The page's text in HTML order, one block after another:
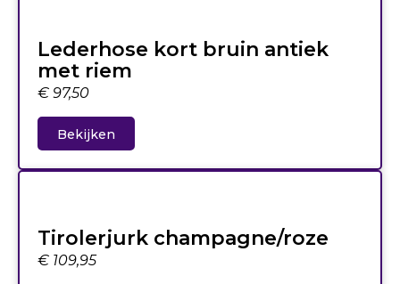
Lederhose kort bruin antiek
met riem
€ 97,50
Bekijken
Tirolerjurk champagne/roze
€ 109,95